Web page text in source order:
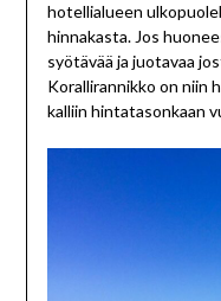
hotellialueen
hinnakasta. Jos
syötävää ja juotavaa
Korallirannikko on niin
kalliin hintatasonkaan